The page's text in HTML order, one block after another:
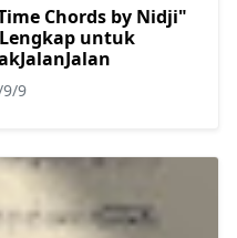
Chords by Nidji"
untuk
9